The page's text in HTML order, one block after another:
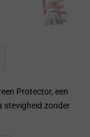
Protector, een
stevigheid zonder